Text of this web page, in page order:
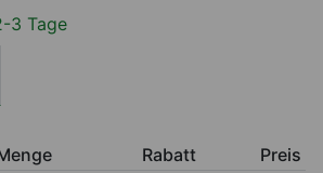
3 Tage
Rabatt Preis